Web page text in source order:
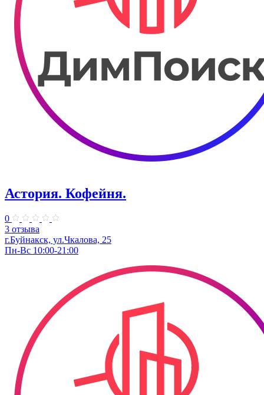
Астория. Кофейня.
0
3 отзыва
​г.Буйнакск, ул.Чкалова, 25
Пн-Вс 10:00-21:00